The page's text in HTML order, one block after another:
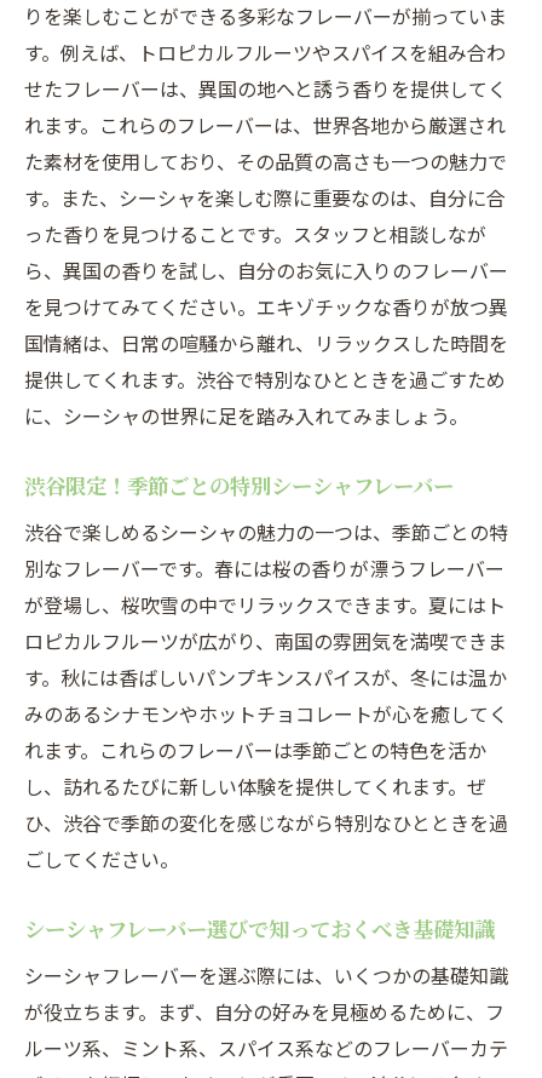
自分に合ったフレーバーを見つけるための
アドバイス
シーシャ通も認める渋谷の隠れた名フレー
バー
フレーバーの組み合わせで新たな発見を楽
しむ
渋谷のシーシャバーでしか味わえない特別
な一品
特別なひとときを渋谷でシーシャフレーバーの
世界に浸る
シーシャフレーバーで心地よいリラックス
渋谷で特別な夜を演出するシーシャフレー
バー
フレーバー選びで特別なひとときを演出す
る
渋谷で味わう贅沢なシーシャ体験
心に残るひとときのためのフレーバーガイ
ド
大切な人と楽しむシーシャフレーバーの選
び方
シーシャ愛好者も注目渋谷フレーバーの新たな
愛好者が注目する新たなシーシャフレーバ
ー
渋谷で見つける新しいフレーバーの魅力
フレーバーのトレンドを渋谷で体感
りを楽しむことができる多彩なフレーバーが揃っていま
す。例えば、トロピカルフルーツやスパイスを組み合わ
せたフレーバーは、異国の地へと誘う香りを提供してく
れます。これらのフレーバーは、世界各地から厳選され
た素材を使用しており、その品質の高さも一つの魅力で
す。また、シーシャを楽しむ際に重要なのは、自分に合
った香りを見つけることです。スタッフと相談しなが
ら、異国の香りを試し、自分のお気に入りのフレーバー
を見つけてみてください。エキゾチックな香りが放つ異
国情緒は、日常の喧騒から離れ、リラックスした時間を
提供してくれます。渋谷で特別なひとときを過ごすため
に、シーシャの世界に足を踏み入れてみましょう。
渋谷限定！季節ごとの特別シーシャフレーバー
渋谷で楽しめるシーシャの魅力の一つは、季節ごとの特
別なフレーバーです。春には桜の香りが漂うフレーバー
が登場し、桜吹雪の中でリラックスできます。夏にはト
ロピカルフルーツが広がり、南国の雰囲気を満喫できま
す。秋には香ばしいパンプキンスパイスが、冬には温か
みのあるシナモンやホットチョコレートが心を癒してく
れます。これらのフレーバーは季節ごとの特色を活か
し、訪れるたびに新しい体験を提供してくれます。ぜ
ひ、渋谷で季節の変化を感じながら特別なひとときを過
ごしてください。
シーシャフレーバー選びで知っておくべき基礎知識
シーシャフレーバーを選ぶ際には、いくつかの基礎知識
が役立ちます。まず、自分の好みを見極めるために、フ
ルーツ系、ミント系、スパイス系などのフレーバーカテ